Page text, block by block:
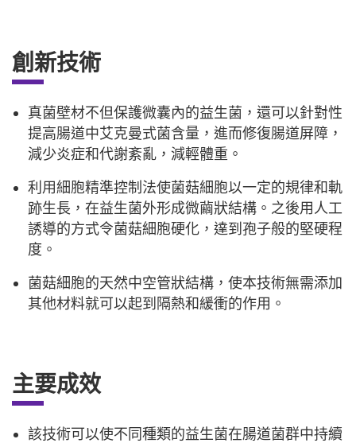
創新技術
真菌壁材不但保護微囊內的益生菌，還可以針對性
提高腸道中艾克曼式菌含量，進而修復腸道屏障，
減少炎症和代謝紊亂，減輕體重。
利用細胞精準控制法使菌菇細胞以一定的規律和軌
跡生長，在益生菌外形成微繭狀結構。之後用人工
誘導的方式令菌菇細胞硬化，達到孢子般的堅硬程
度。
菌菇細胞的天然中空管狀結構，使本技術無需添加
其他材料就可以起到隔熱和緩衝的作用。
主要成效
該技術可以使不同種類的益生菌在腸道菌群中持續